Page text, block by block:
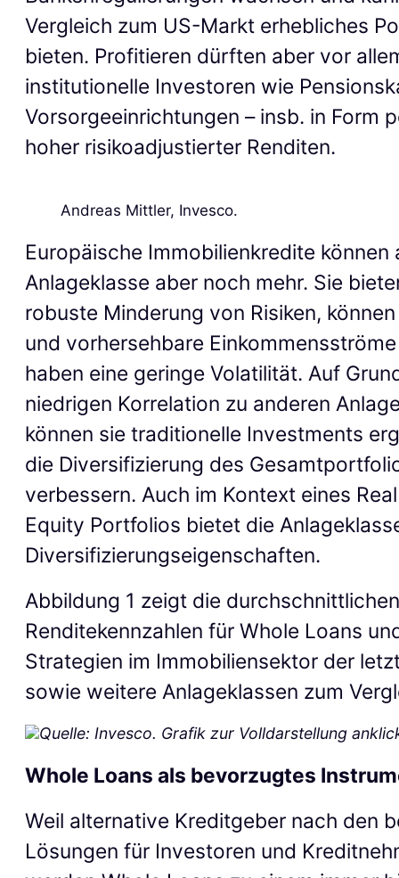
Vergleich zum US-Markt erhebliches
bieten. Profitieren dürften aber vor
institutionelle Investoren wie
Vorsorgeeinrichtungen – insb. in Form
hoher risikoadjustierter Renditen.
Andreas Mittler, Invesco.
Europäische Immobilienkredite können
Anlageklasse aber noch mehr. Sie
robuste Minderung von Risiken,
und vorhersehbare
haben eine geringe Volatilität. Auf
niedrigen Korrelation zu anderen
können sie traditionelle Investments
die Diversifizierung des
verbessern. Auch im Kontext eines
Equity Portfolios bietet die
Diversifizierungseigenschaften.
Abbildung 1 zeigt die
Renditekennzahlen für Whole Loans
Strategien im Immobiliensektor der
sowie weitere Anlageklassen zum
Quelle: Invesco. Grafik zur Volldarstellung
Whole Loans als bevorzugtes
Weil alternative Kreditgeber nach den
Lösungen für Investoren und